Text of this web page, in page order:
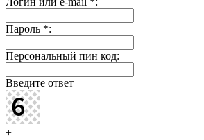
Пароль *:
Персональный пин код:
Введите ответ
+